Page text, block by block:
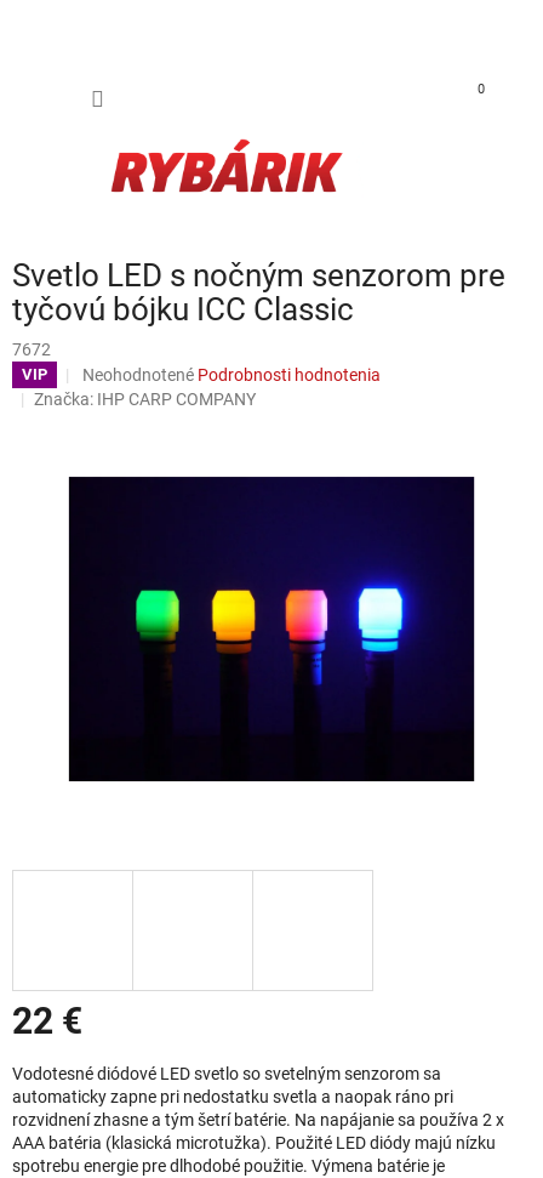
0
Svetlo LED s nočným senzorom pre
tyčovú bójku ICC Classic
7672
VIP Priemerné hodnotenie produktu je 0,0 z 5 hviezdičiek.
Neohodnotené Podrobnosti hodnotenia
Značka: IHP CARP COMPANY
22 €
Jednotková cena:
Vodotesné diódové LED svetlo so svetelným senzorom sa
automaticky zapne pri nedostatku svetla a naopak ráno pri
rozvidnení zhasne a tým šetrí batérie. Na napájanie sa používa 2 x
AAA batéria (klasická microtužka). Použité LED diódy majú nízku
spotrebu energie pre dlhodobé použitie. Výmena batérie je